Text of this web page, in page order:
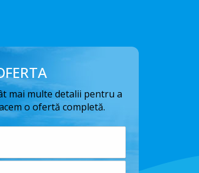
mai multe detalii pentru a
o ofertă completă.